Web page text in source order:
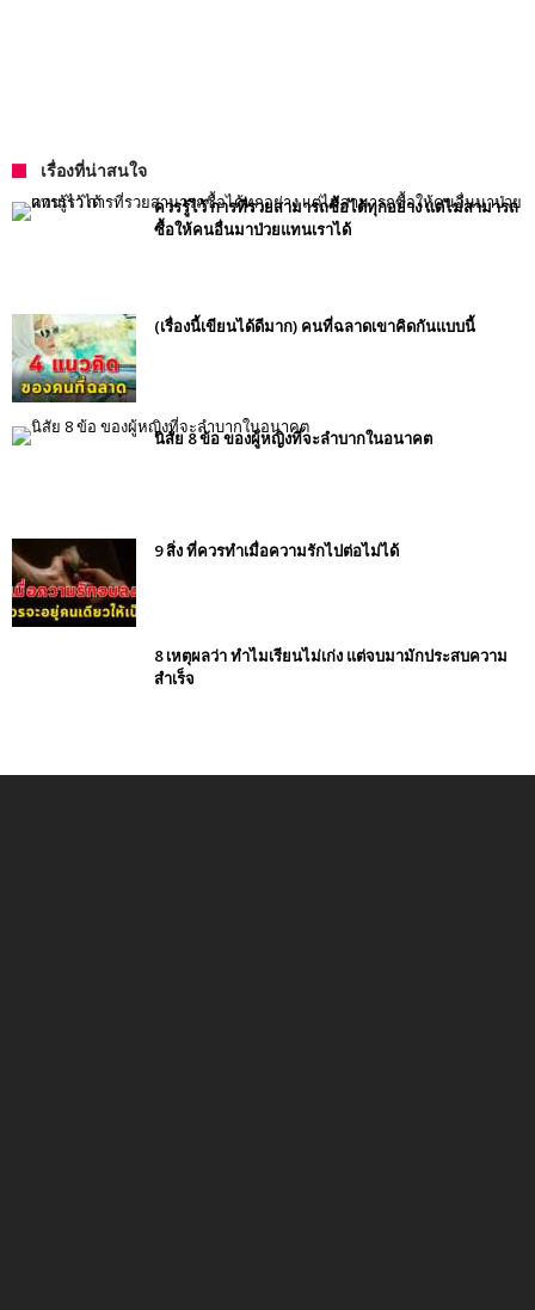
เรื่องที่น่าสนใจ
ควรรู้ไว้ การที่รวยสามารถซื้อได้ทุกอย่าง แต่ไม่สามารถ
ซื้อให้คนอื่นมาป่วยแทนเราได้
(เรื่องนี้เขียนได้ดีมาก) คนที่ฉลาดเขาคิดกันแบบนี้
นิสัย 8 ข้อ ของผู้หญิงที่จะลำบากในอนาคต
9 สิ่ง ที่ควรทำเมื่อความรักไปต่อไม่ได้
8 เหตุผลว่า ทำไมเรียนไม่เก่ง แต่จบมามักประสบความ
สำเร็จ